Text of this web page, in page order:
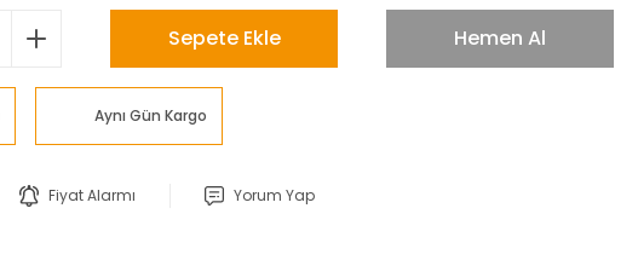
Sepete Ekle Hemen Al
Aynı Gün Kargo
Fiyat Alarmı Yorum Yap